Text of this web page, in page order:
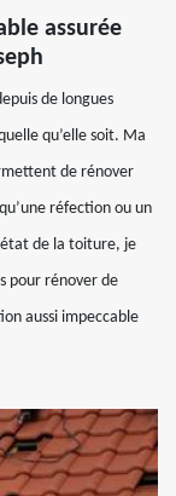
assurée
de longues
qu’elle soit. Ma
de rénover
réfection ou un
de la toiture, je
pour rénover de
aussi impeccable